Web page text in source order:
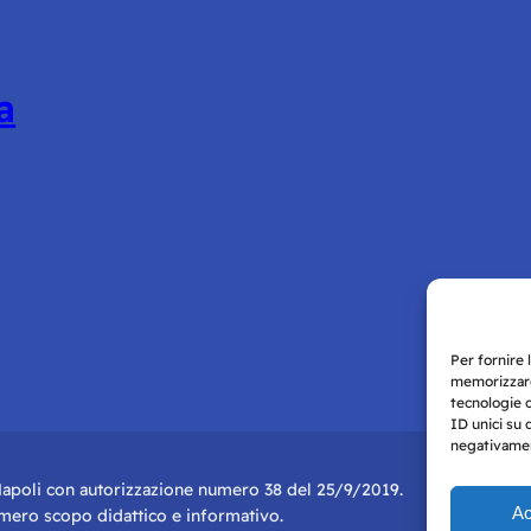
Per fornire
tecnologie
ID unici su
con autorizzazione numero 38 del 25/9/2019.
scopo didattico e informativo.